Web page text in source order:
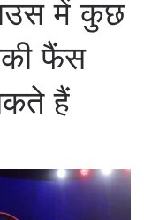
में कुछ
फैंस
हैं